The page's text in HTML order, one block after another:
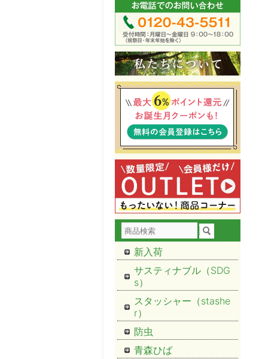
新入荷
サスティナブル（SDG
s）
スタッシャー（stashe
r）
防虫
青森ひば